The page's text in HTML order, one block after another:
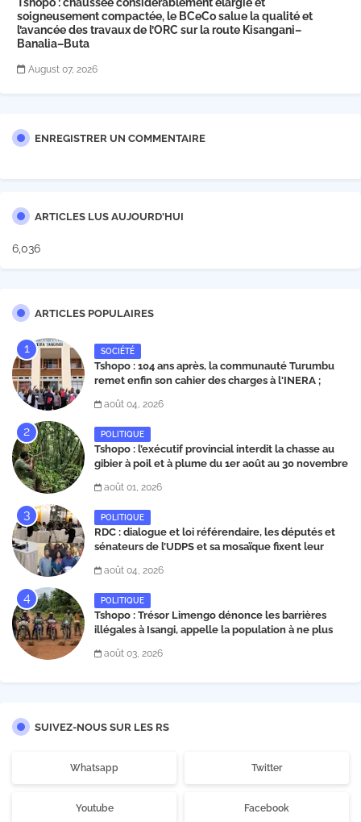
soigneusement compactée, le BCeCo salue la qualité et
l’avancée des travaux de l’ORC sur la route Kisangani–
Banalia–Buta
August 07, 2026
ENREGISTRER UN COMMENTAIRE
ARTICLES LUS AUJOURD'HUI
6,036
ARTICLES POPULAIRES
SOCIÉTÉ
Tshopo : 104 ans après, la communauté Turumbu
remet enfin son cahier des charges à l'INERA ;
août 04, 2026
POLITIQUE
Tshopo : l’exécutif provincial interdit la chasse au
gibier à poil et à plume du 1er août au 30 novembre
août 01, 2026
POLITIQUE
RDC : dialogue et loi référendaire, les députés et
sénateurs de l’UDPS et sa mosaïque fixent leur
Matata
août 04, 2026
POLITIQUE
Tshopo : Trésor Limengo dénonce les barrières
illégales à Isangi, appelle la population à ne plus
août 03, 2026
SUIVEZ-NOUS SUR LES RS
Whatsapp Twitter
Youtube Facebook